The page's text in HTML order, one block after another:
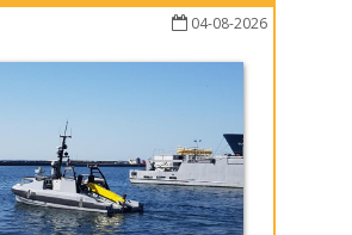
04-08-2026